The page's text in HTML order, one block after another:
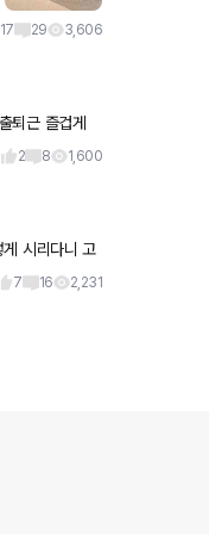
17 29 3,606
2 8 1,600
7 16 2,231